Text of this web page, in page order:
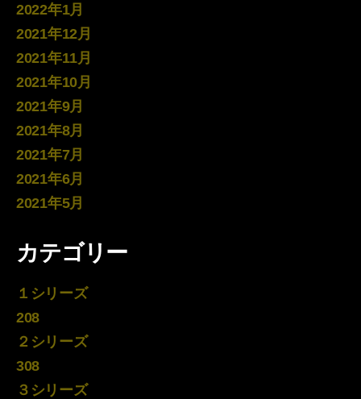
2022年1月
2021年12月
2021年11月
2021年10月
2021年9月
2021年8月
2021年7月
2021年6月
2021年5月
カテゴリー
１シリーズ
208
２シリーズ
308
３シリーズ